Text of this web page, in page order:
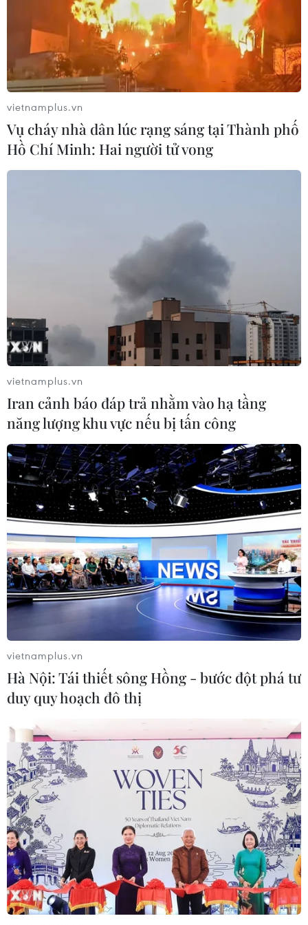
#Xung đột Hamas-Israel
#Lương thực
Theo dõi VietnamPlus
XUNG ĐỘT ISRAEL-HAMAS
Xung đột Hamas-Israel: Israel chưa chấp thuận
kế hoạch về Dải Gaza
Israel và Hội đồng Hòa bình thảo luận giải giáp
vũ khí tại Gaza
Israel hoài nghi việc Hamas giải giáp theo thỏa
thuận Gaza
Xung đột Hamas-Israel: Phản ứng quốc tế về lộ
trình hòa bình 15 điểm ở Dải Gaza
Phong trào Hamas nêu điều kiện giải giáp toàn
TIN LIÊN QUAN
vietnamplus.vn
Vụ cháy nhà dân lúc rạng sáng tại Thành phố
Hồ Chí Minh: Hai người tử vong
vietnamplus.vn
Iran cảnh báo đáp trả nhằm vào hạ tầng
năng lượng khu vực nếu bị tấn công
vietnamplus.vn
Hà Nội: Tái thiết sông Hồng - bước đột phá tư
duy quy hoạch đô thị